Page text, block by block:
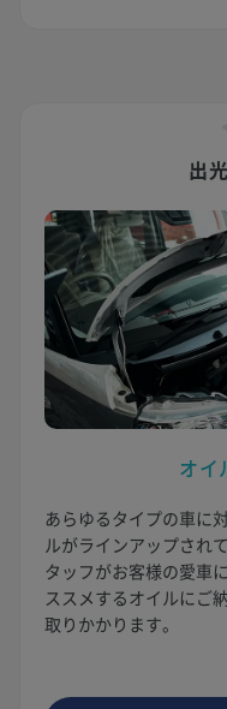
出
オイ
あらゆるタイプの車に
ルがラインアップされ
タッフがお客様の愛車
ススメするオイルにご
取りかかります。